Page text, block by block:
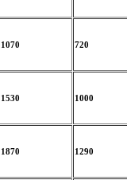
1070 720
1530 1000
1870 1290